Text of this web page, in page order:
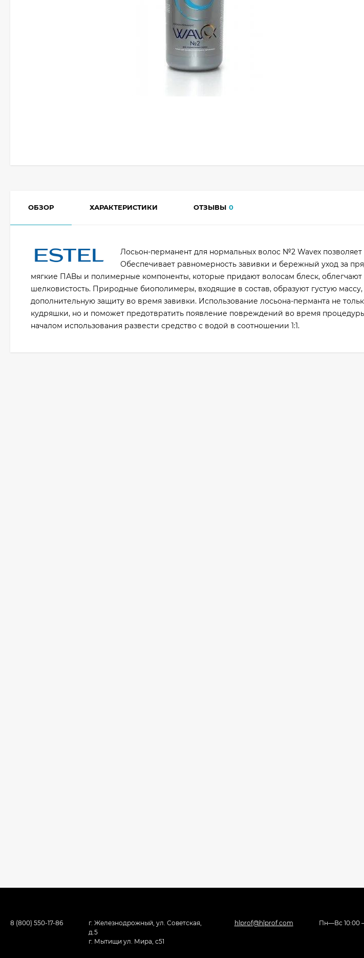
ОБЗОР ХАРАКТЕРИСТИКИ ОТЗЫВЫ 0
Лосьон-перманент для нормальных волос №2 Wavex
Обеспечивает равномерность завивки и бережный уход за
мягкие ПАВы и полимерные компоненты, которые придают волосам блеск, облегчают
шелковистость. Природные биополимеры, входящие в состав, образуют густую массу,
дополнительную защиту во время завивки. Использование лосьона-перманта не
кудряшки, но и поможет предотвратить появление повреждений во время
началом использования развести средство с водой в соотношении 1:1.
8 (800) 550-17-86
г. Железнодрожный, ул. Советская,
д.5
г. Мытищи ул. Мира, с51
hlprof@hlprof.com Пн—Вс 10:00 –